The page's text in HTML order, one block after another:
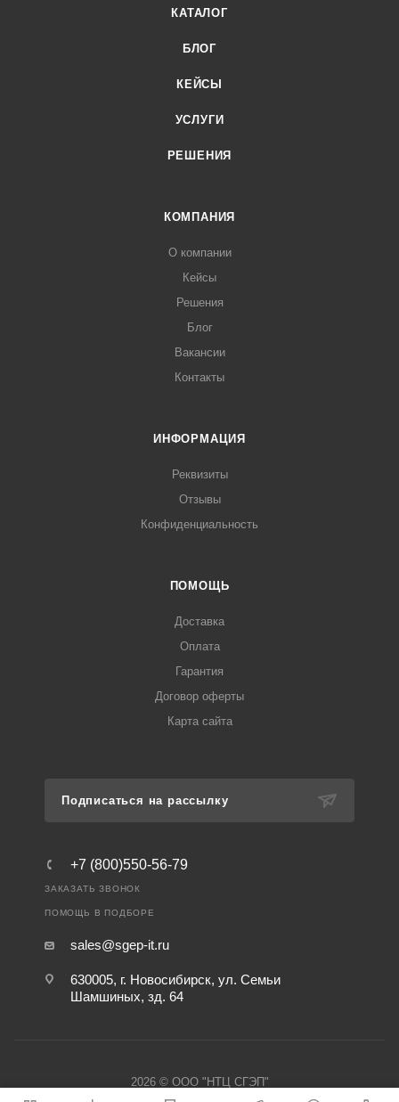
КАТАЛОГ
БЛОГ
КЕЙСЫ
УСЛУГИ
РЕШЕНИЯ
КОМПАНИЯ
О компании
Кейсы
Решения
Блог
Вакансии
Контакты
ИНФОРМАЦИЯ
Реквизиты
Отзывы
Конфиденциальность
ПОМОЩЬ
Доставка
Оплата
Гарантия
Договор оферты
Карта сайта
Подписаться на рассылку
+7 (800)550-56-79
ЗАКАЗАТЬ ЗВОНОК
ПОМОЩЬ В ПОДБОРЕ
sales@sgep-it.ru
630005, г. Новосибирск, ул. Семьи
Шамшиных, зд. 64
2026 © ООО "НТЦ СГЭП"